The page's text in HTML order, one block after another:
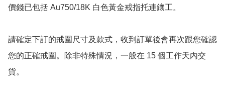
價錢已包括 Au750/18K 白色黃金戒指托連鑲工。
請確定下訂的戒圍尺寸及款式，收到訂單後會再次跟您確認
您的正確戒圍。除非特殊情況，一般在 15 個工作天內交
貨。